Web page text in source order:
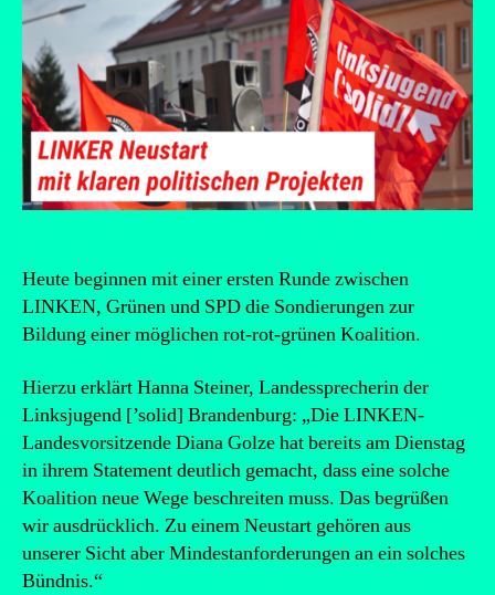
Heute beginnen mit einer ersten Runde zwischen
LINKEN, Grünen und SPD die Sondierungen zur
Bildung einer möglichen rot-rot-grünen Koalition.
Hierzu erklärt Hanna Steiner, Landessprecherin der
Linksjugend [’solid] Brandenburg: „Die LINKEN-
Landesvorsitzende Diana Golze hat bereits am Dienstag
in ihrem Statement deutlich gemacht, dass eine solche
Koalition neue Wege beschreiten muss. Das begrüßen
wir ausdrücklich. Zu einem Neustart gehören aus
unserer Sicht aber Mindestanforderungen an ein solches
Bündnis.“